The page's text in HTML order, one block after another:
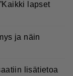
lapset
ja näin
lisätietoa